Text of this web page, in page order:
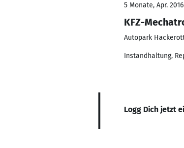
5 Monate, Apr.
KFZ-
Autopark
Instandhaltung,
Logg Dich jetzt